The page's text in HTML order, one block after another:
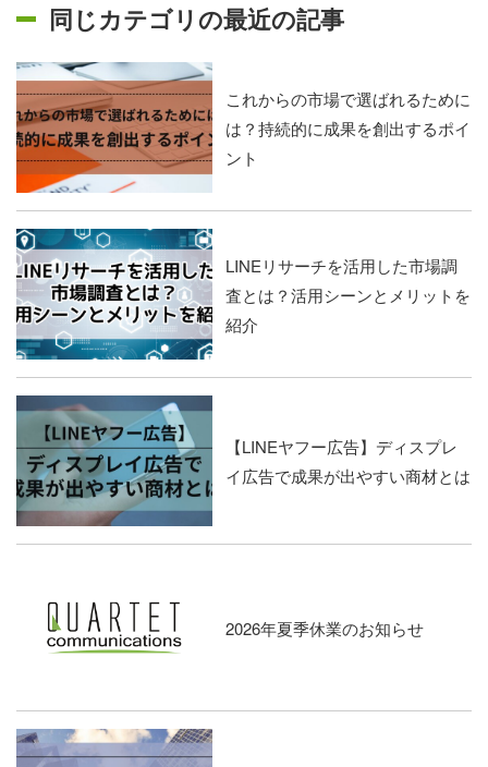
同じカテゴリの最近の記事
これからの市場で選ばれるために
は？持続的に成果を創出するポイ
ント
LINEリサーチを活用した市場調
査とは？活用シーンとメリットを
紹介
【LINEヤフー広告】ディスプレ
イ広告で成果が出やすい商材とは
2026年夏季休業のお知らせ